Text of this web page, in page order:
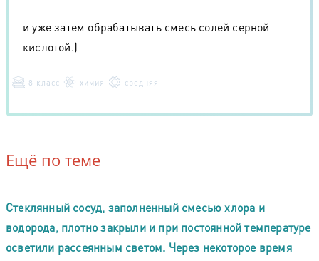
и уже затем обрабатывать смесь солей серной
кислотой.)
8 класс химия средняя
Ещё по теме
Стеклянный сосуд, заполненный смесью хлора и
водорода, плотно закрыли и при постоянной температуре
осветили рассеянным светом. Через некоторое время